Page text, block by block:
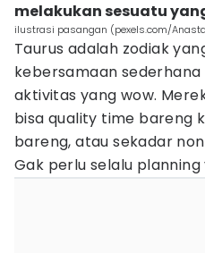
melakukan sesuatu
ilustrasi pasangan (pexels.com/
Taurus adalah zodiak
kebersamaan
aktivitas yang wow.
bisa quality time bareng
bareng, atau sekadar
Gak perlu selalu